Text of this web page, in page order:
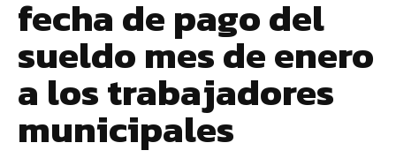
fecha de pago del
sueldo mes de enero
a los trabajadores
municipales